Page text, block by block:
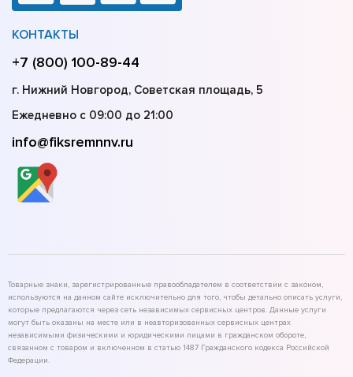
КОНТАКТЫ
+7 (800) 100-89-44
г. Нижний Новгород, Советская площадь, 5
Ежедневно с 09:00 до 21:00
info@fiksremnnv.ru
Товарные знаки, зарегистрированные правообладателем в соответствии с законом,
используются на данном сайте исключительно для того, чтобы детально описать услуги,
которые предлагаются через сеть независимых сервисных центров. Данные услуги
могут быть оказаны на месте или в неавторизованных сервисных центрах
независимыми физическими и юридическими лицами в гражданском обороте,
связанном с товаром и включенном в статью 1487 Гражданского кодекса Российской
Федерации.